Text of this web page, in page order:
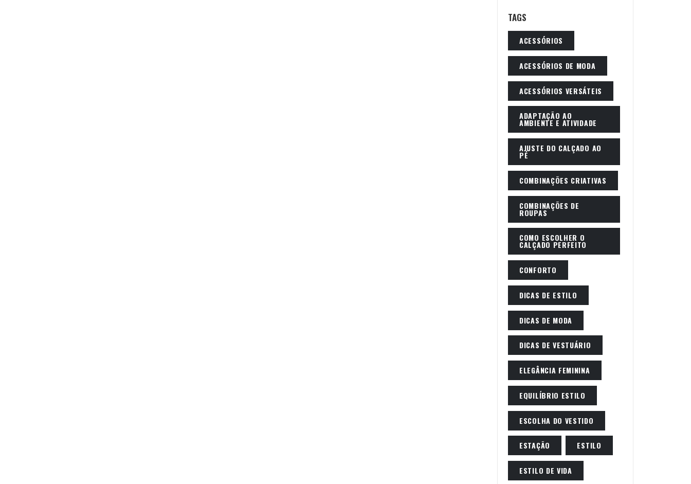
TAGS
ACESSÓRIOS
ACESSÓRIOS DE MODA
ACESSÓRIOS VERSÁTEIS
ADAPTAÇÃO AO
AMBIENTE E ATIVIDADE
AJUSTE DO CALÇADO AO
PÉ
COMBINAÇÕES CRIATIVAS
COMBINAÇÕES DE
ROUPAS
COMO ESCOLHER O
CALÇADO PERFEITO
CONFORTO
DICAS DE ESTILO
DICAS DE MODA
DICAS DE VESTUÁRIO
ELEGÂNCIA FEMININA
EQUILÍBRIO ESTILO
ESCOLHA DO VESTIDO
ESTAÇÃO ESTILO
ESTILO DE VIDA